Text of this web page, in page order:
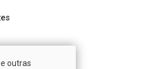
outras